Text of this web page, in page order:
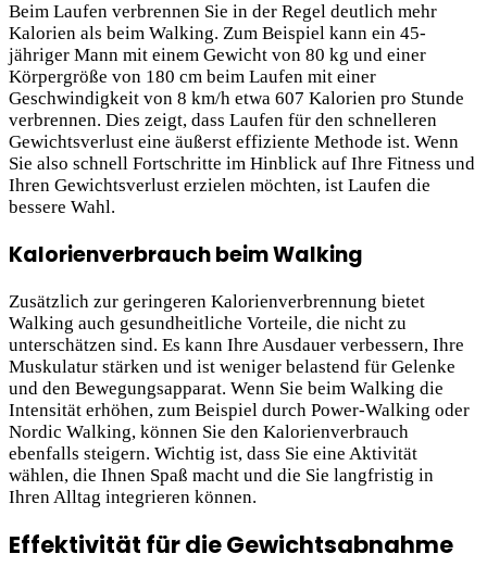
Beim Laufen verbrennen Sie in der Regel deutlich mehr
Kalorien als beim Walking. Zum Beispiel kann ein 45-
jähriger Mann mit einem Gewicht von 80 kg und einer
Körpergröße von 180 cm beim Laufen mit einer
Geschwindigkeit von 8 km/h etwa 607 Kalorien pro Stunde
verbrennen. Dies zeigt, dass Laufen für den schnelleren
Gewichtsverlust eine äußerst effiziente Methode ist. Wenn
Sie also schnell Fortschritte im Hinblick auf Ihre Fitness und
Ihren Gewichtsverlust erzielen möchten, ist Laufen die
bessere Wahl.
Kalorienverbrauch beim Walking
Zusätzlich zur geringeren Kalorienverbrennung bietet
Walking auch gesundheitliche Vorteile, die nicht zu
unterschätzen sind. Es kann Ihre Ausdauer verbessern, Ihre
Muskulatur stärken und ist weniger belastend für Gelenke
und den Bewegungsapparat. Wenn Sie beim Walking die
Intensität erhöhen, zum Beispiel durch Power-Walking oder
Nordic Walking, können Sie den Kalorienverbrauch
ebenfalls steigern. Wichtig ist, dass Sie eine Aktivität
wählen, die Ihnen Spaß macht und die Sie langfristig in
Ihren Alltag integrieren können.
Effektivität für die Gewichtsabnahme